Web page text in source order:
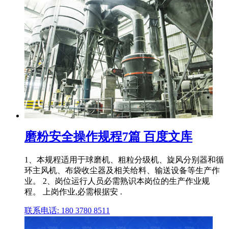
磨粉安全操作规程7篇 百度文库
1、本规程适用于球磨机、粗粒分级机、旋风分别器和循
环主风机、布袋收尘器及相关给料、输送设备等生产作
业。 2、岗位运行人员必需熟识本岗位的生产作业规
程。 上岗作业,必需根据安 .
联系电话: 180 3780 8511